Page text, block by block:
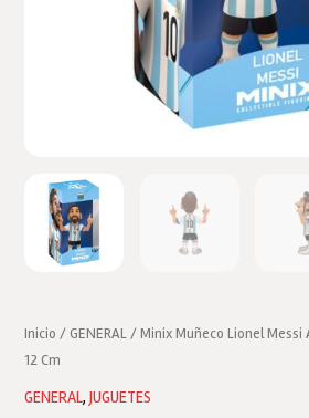
Inicio /GENERAL/ Minix Muñeco Lionel
12 Cm
GENERAL,JUGUETES